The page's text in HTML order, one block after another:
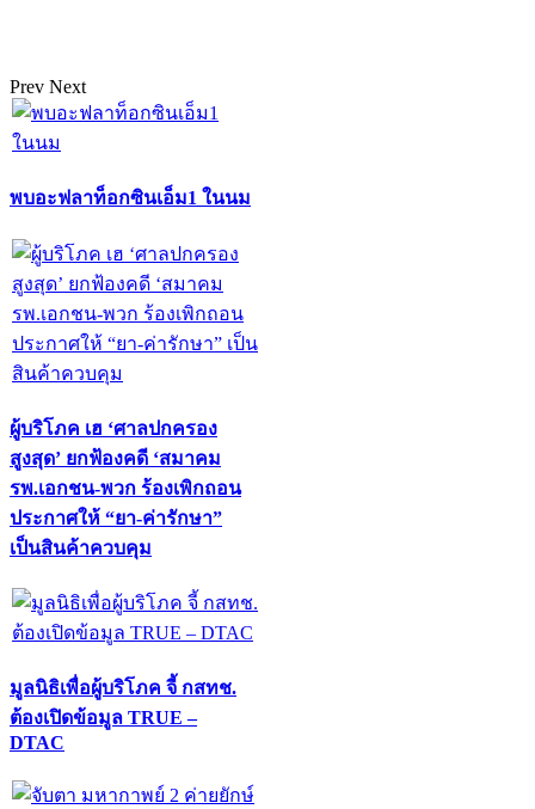
Prev Next
พบอะฟลาท็อกซินเอ็ม1 ในนม
ผู้บริโภค เฮ ‘ศาลปกครอง
สูงสุด’ ยกฟ้องคดี ‘สมาคม
รพ.เอกชน-พวก ร้องเพิกถอน
ประกาศให้ “ยา-ค่ารักษา”
เป็นสินค้าควบคุม
มูลนิธิเพื่อผู้บริโภค จี้ กสทช.
ต้องเปิดข้อมูล TRUE –
DTAC